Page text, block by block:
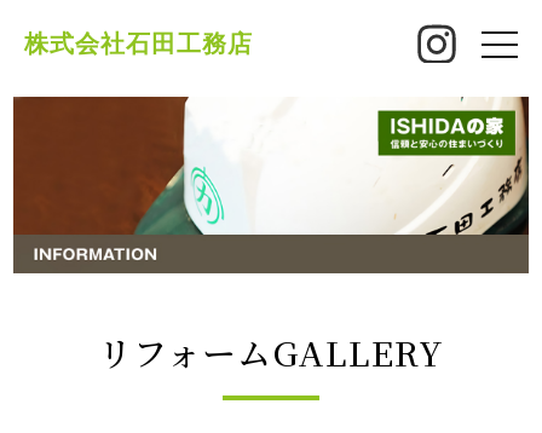
株式会社石田工務店
toggle
リフォームGALLERY